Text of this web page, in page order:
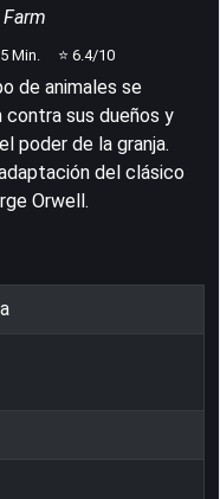
Min. ⭐ 6.4/10
de animales se
contra sus dueños y
poder de la granja.
del clásico
Orwell.